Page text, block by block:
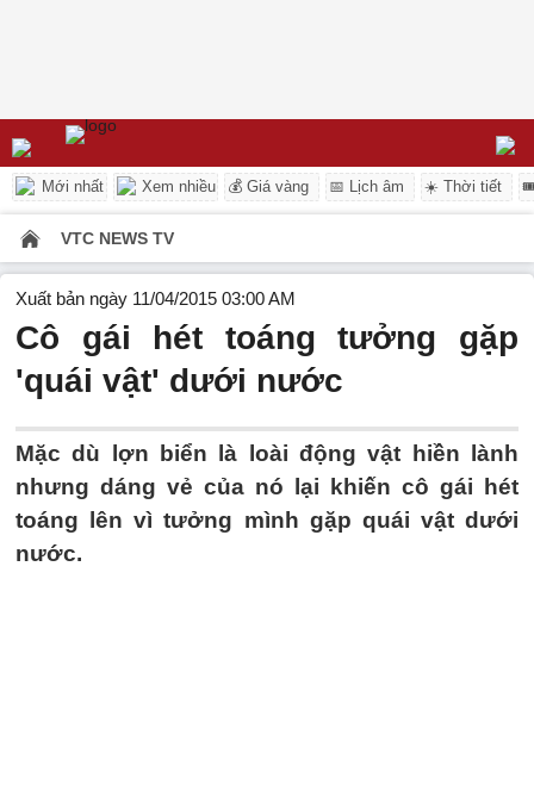
Mới nhất Xem nhiều 💰 Giá vàng 📅 Lịch âm ☀️ Thời tiết
VTC NEWS TV
Xuất bản ngày 11/04/2015 03:00 AM
Cô gái hét toáng tưởng gặp
'quái vật' dưới nước
Mặc dù lợn biển là loài động vật hiền lành
nhưng dáng vẻ của nó lại khiến cô gái hét
toáng lên vì tưởng mình gặp quái vật dưới
nước.